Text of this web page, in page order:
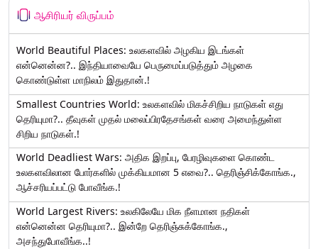
ஆசிரியர் விருப்பம்
World Beautiful Places: உலகளவில் அழகிய இடங்கள்
என்னென்ன?.. இந்தியாவையே பெருமைப்படுத்தும் அழகை
கொண்டுள்ள மாநிலம் இதுதான்.!
Smallest Countries World: உலகளவில் மிகச்சிறிய நாடுகள் எது
தெரியுமா?.. தீவுகள் முதல் மலைப்பிரதேசங்கள் வரை அமைந்துள்ள
சிறிய நாடுகள்.!
World Deadliest Wars: அதிக இறப்பு, பேரழிவுகளை கொண்ட
உலகளவிலான போர்களில் முக்கியமான 5 எவை?.. தெரிஞ்சிக்கோங்க.,
ஆச்சரியப்பட்டு போவீங்க.!
World Largest Rivers: உலகிலேயே மிக நீளமான நதிகள்
என்னென்ன தெரியுமா?.. இன்றே தெரிஞ்சுக்கோங்க.,
அசந்துபோவீங்க..!